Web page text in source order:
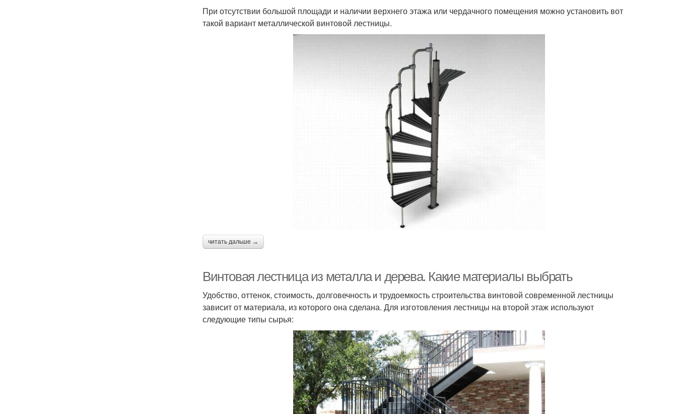
При отсутствии большой площади и наличии верхнего этажа или чердачного помещения можно установить вот
такой вариант металлической винтовой лестницы.
читать дальше →
Винтовая лестница из металла и дерева. Какие материалы выбрать
Удобство, оттенок, стоимость, долговечность и трудоемкость строительства винтовой современной лестницы
зависит от материала, из которого она сделана. Для изготовления лестницы на второй этаж используют
следующие типы сырья: